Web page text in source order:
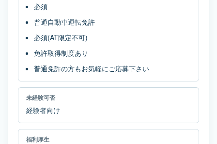
必須
普通自動車運転免許
必須(AT限定不可)
免許取得制度あり
普通免許の方もお気軽にご応募下さい
未経験可否
経験者向け
福利厚生